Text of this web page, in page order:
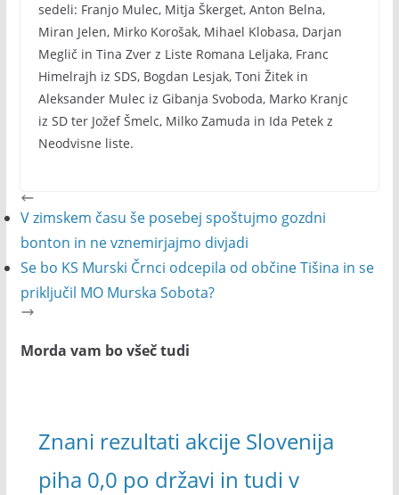
sedeli: Franjo Mulec, Mitja Škerget, Anton Belna,
Miran Jelen, Mirko Korošak, Mihael Klobasa, Darjan
Meglič in Tina Zver z Liste Romana Leljaka, Franc
Himelrajh iz SDS, Bogdan Lesjak, Toni Žitek in
Aleksander Mulec iz Gibanja Svoboda, Marko Kranjc
iz SD ter Jožef Šmelc, Milko Zamuda in Ida Petek z
Neodvisne liste.
V zimskem času še posebej spoštujmo gozdni
bonton in ne vznemirjajmo divjadi
Se bo KS Murski Črnci odcepila od občine Tišina in se
priključil MO Murska Sobota?
Morda vam bo všeč tudi
Znani rezultati akcije Slovenija
piha 0,0 po državi in tudi v